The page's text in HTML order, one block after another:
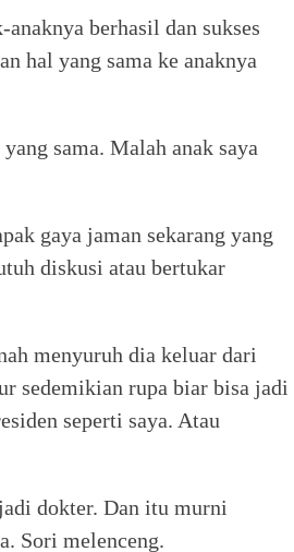
berhasil dan sukses
hal yang sama ke anaknya
sama. Malah anak saya
gaya jaman sekarang yang
diskusi atau bertukar
menyuruh dia keluar dari
sedemikian rupa biar bisa jadi
seperti saya. Atau
dokter. Dan itu murni
Sori melenceng.